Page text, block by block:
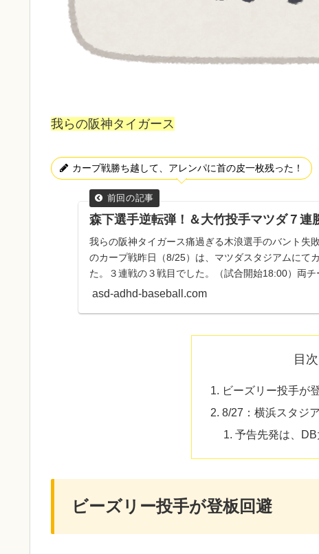
我らの阪神タイガース
カープ戦勝ち越して、アレンパに首の皮一枚残った！
森下選手逆転弾！＆大竹投手マツダ７連
我らの阪神タイガース痛過ぎる木浪選手のバント失
のカープ戦昨日（8/25）は、マツダスタジアムにて
た。３連戦の３戦目でした。（試合開始18:00）両チ
プ 16 ...
asd-adhd-baseball.com
目次
ビーズリー投手が
8/27：横浜スタジ
予告先発は、
ビーズリー投手が登板回避